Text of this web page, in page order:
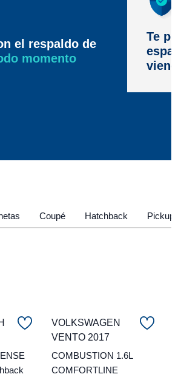
el respaldo de
momento
Te
Coupé Hatchback Pickup
VOLKSWAGEN
VENTO 2017
COMBUSTION 1.6L
COMFORTLINE